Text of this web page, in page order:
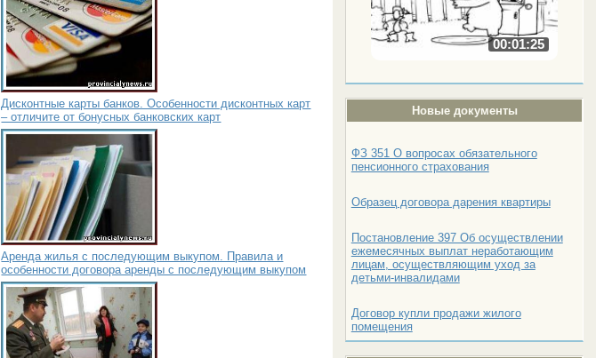
00:01:25
Новые документы
ФЗ 351 О вопросах обязательного
пенсионного страхования
Образец договора дарения квартиры
Постановление 397 Об осуществлении
ежемесячных выплат неработающим
лицам, осуществляющим уход за
детьми-инвалидами
Договор купли продажи жилого
помещения
Дисконтные карты банков. Особенности дисконтных карт
– отличите от бонусных банковских карт
Аренда жилья с последующим выкупом. Правила и
особенности договора аренды с последующим выкупом